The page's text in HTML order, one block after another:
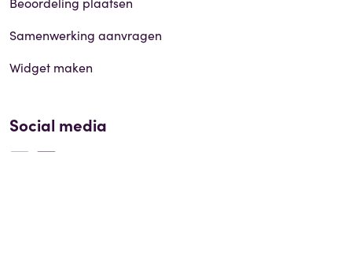
Samenwerking aanvragen
Widget maken
Social media